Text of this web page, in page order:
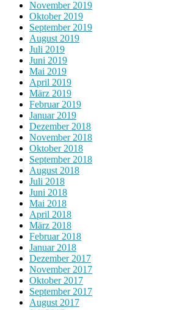
November 2019
Oktober 2019
September 2019
August 2019
Juli 2019
Juni 2019
Mai 2019
April 2019
März 2019
Februar 2019
Januar 2019
Dezember 2018
November 2018
Oktober 2018
September 2018
August 2018
Juli 2018
Juni 2018
Mai 2018
April 2018
März 2018
Februar 2018
Januar 2018
Dezember 2017
November 2017
Oktober 2017
September 2017
August 2017